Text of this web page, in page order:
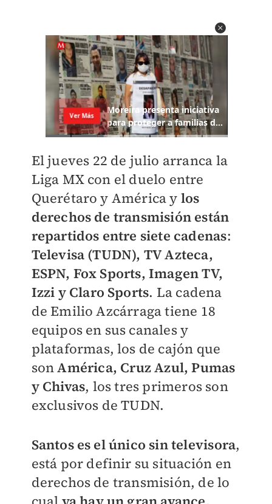
El jueves 22 de julio arranca la
Liga MX con el duelo entre
Querétaro y América y los
derechos de transmisión están
repartidos entre siete cadenas:
Televisa (TUDN), TV Azteca,
ESPN, Fox Sports, Imagen TV,
Izzi y Claro Sports. La cadena
de Emilio Azcárraga tiene 18
equipos en sus canales y
plataformas, los de cajón que
sonAmérica, Cruz Azul, Pumas
y Chivas, los tres primeros son
exclusivos de TUDN.
Santos es el único sin televisora,
está por definir su situación en
derechos de transmisión, de lo